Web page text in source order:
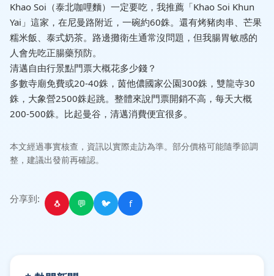
Khao Soi（泰北咖哩麵）一定要吃，我推薦「Khao Soi Khun
Yai」這家，在尼曼路附近，一碗約60銖。還有烤豬肉串、芒果
糯米飯、泰式奶茶。路邊攤衛生通常沒問題，但我腸胃敏感的
人會先吃正腸藥預防。
清邁自由行景點門票大概花多少錢？
多數寺廟免費或20-40銖，茵他儂國家公園300銖，雙龍寺30
銖，大象營2500銖起跳。整體來說門票開銷不高，每天大概
200-500銖。比起曼谷，清邁消費便宜很多。
本文經過事實核查，資訊以實際走訪為準。部分價格可能隨季節調
整，建議出發前再確認。
分享到: 🐧 💬 🐦 f